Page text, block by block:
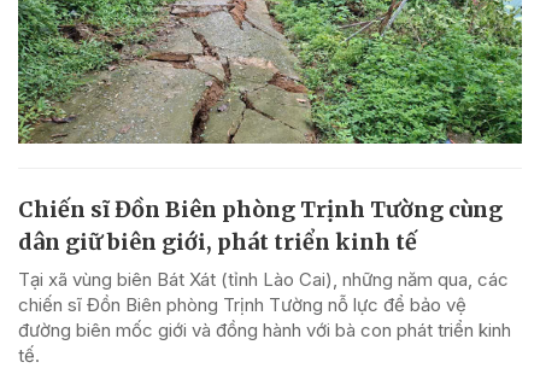
Chiến sĩ Đồn Biên phòng Trịnh Tường cùng
dân giữ biên giới, phát triển kinh tế
Tại xã vùng biên Bát Xát (tỉnh Lào Cai), những năm qua, các
chiến sĩ Đồn Biên phòng Trịnh Tường nỗ lực để bảo vệ
đường biên mốc giới và đồng hành với bà con phát triển kinh
tế.